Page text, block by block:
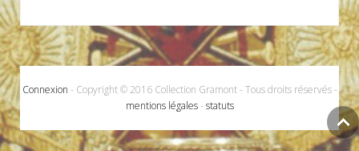
Connexion - Copyright © 2016 Collection Gramont - Tous droits réservés -
mentions légales- statuts